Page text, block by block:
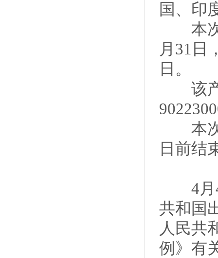
国、印
本次
月31日
日。
该产
本次
日前结
4月4
共和国
人民共
例》有